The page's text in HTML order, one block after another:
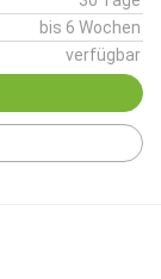
bis 6 Wochen
verfügbar